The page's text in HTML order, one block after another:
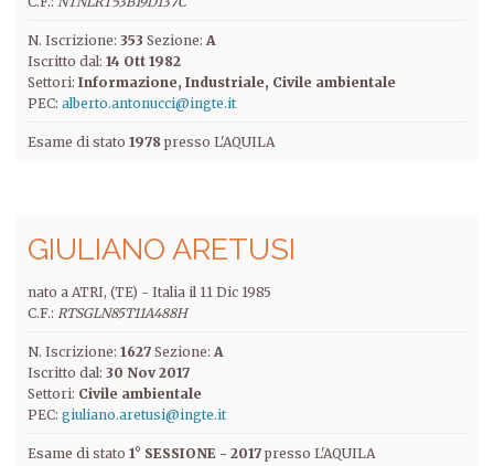
N. Iscrizione: 353 Sezione: A
Iscritto dal: 14 Ott 1982
Settori: Informazione Industriale Civile ambientale
PEC: alberto.antonucci@ingte.it
Esame di stato 1978 presso L'AQUILA
GIULIANO ARETUSI
nato a ATRI, (TE) - Italia il 11 Dic 1985
C.F.: RTSGLN85T11A488H
N. Iscrizione: 1627 Sezione: A
Iscritto dal: 30 Nov 2017
Settori: Civile ambientale
PEC: giuliano.aretusi@ingte.it
Esame di stato 1° SESSIONE - 2017 presso L'AQUILA